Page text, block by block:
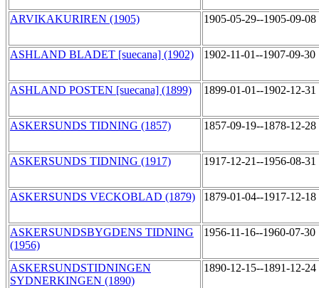
ARVIKAKURIREN (1905) 1905-05-29--1905-09-08
ASHLAND BLADET [suecana] (1902) 1902-11-01--1907-09-30
ASHLAND POSTEN [suecana] (1899) 1899-01-01--1902-12-31
ASKERSUNDS TIDNING (1857) 1857-09-19--1878-12-28
ASKERSUNDS TIDNING (1917) 1917-12-21--1956-08-31
ASKERSUNDS VECKOBLAD (1879) 1879-01-04--1917-12-18
ASKERSUNDSBYGDENS TIDNING
(1956)
1956-11-16--1960-07-30
ASKERSUNDSTIDNINGEN
SYDNERKINGEN (1890)
1890-12-15--1891-12-24